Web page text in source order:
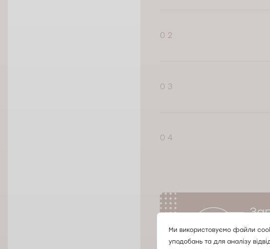
0 2
0 3
0 4
Ми використовуємо файли
уподобань та для аналізу